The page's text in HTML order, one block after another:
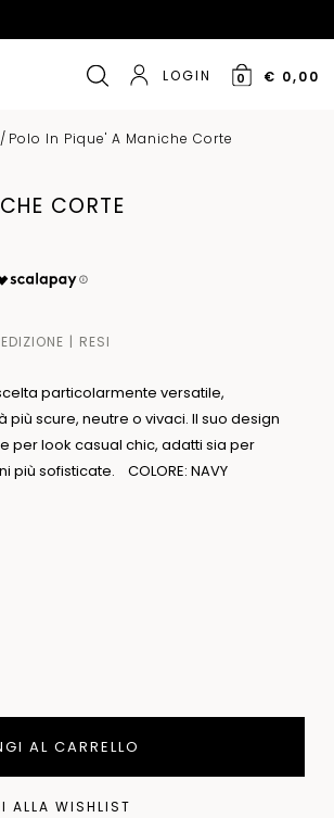
LOGIN 0 € 0,00
/ Polo In Pique' A Maniche Corte
CORTE
RESI
particolarmente versatile,
scure, neutre o vivaci. Il suo design
per look casual chic, adatti sia per
sofisticate. COLORE: NAVY
AL CARRELLO
ALLA WISHLIST